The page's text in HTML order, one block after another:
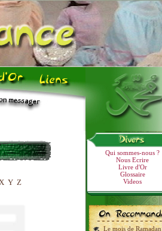
Qui sommes-nous ?
Nous Ecrire
Livre d'Or
Glossaire
Videos
Le mois de Ramadan
Y Z